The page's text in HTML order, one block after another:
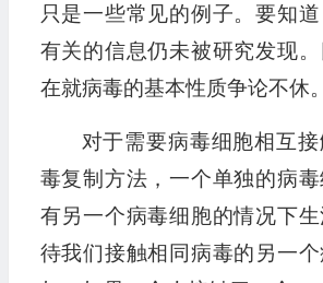
只是一些常见的例子。要知
有关的信息仍未被研究发现
在就病毒的基本性质争论不休。
对于需要病毒细胞相互
毒复制方法，一个单独的病
有另一个病毒细胞的情况下
待我们接触相同病毒的另一